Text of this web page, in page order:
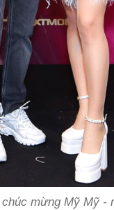
mừng Mỹ Mỹ -